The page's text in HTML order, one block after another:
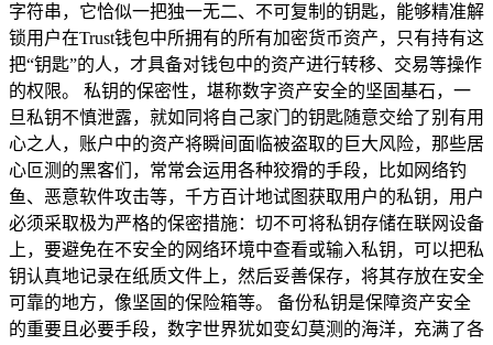
字符串，它恰似一把独一无二、不可复制的钥匙，能够精准解
锁用户在Trust钱包中所拥有的所有加密货币资产，只有持有这
把“钥匙”的人，才具备对钱包中的资产进行转移、交易等操作
的权限。 私钥的保密性，堪称数字资产安全的坚固基石，一
旦私钥不慎泄露，就如同将自己家门的钥匙随意交给了别有用
心之人，账户中的资产将瞬间面临被盗取的巨大风险，那些居
心叵测的黑客们，常常会运用各种狡猾的手段，比如网络钓
鱼、恶意软件攻击等，千方百计地试图获取用户的私钥，用户
必须采取极为严格的保密措施：切不可将私钥存储在联网设备
上，要避免在不安全的网络环境中查看或输入私钥，可以把私
钥认真地记录在纸质文件上，然后妥善保存，将其存放在安全
可靠的地方，像坚固的保险箱等。 备份私钥是保障资产安全
的重要且必要手段，数字世界犹如变幻莫测的海洋，充满了各